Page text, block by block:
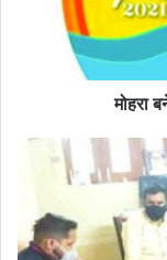
मोहरा
मिले
150